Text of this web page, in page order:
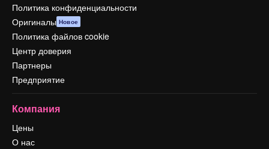
Политика конфиденциальности
Оригиналы Новое
Политика файлов cookie
Центр доверия
Партнеры
Предприятие
Компания
Цены
О нас